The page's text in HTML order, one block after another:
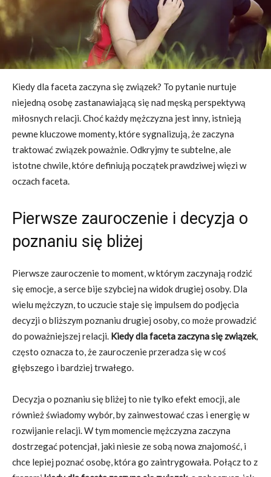
Kiedy dla faceta zaczyna się związek? To pytanie nurtuje
niejedną osobę zastanawiającą się nad męską perspektywą
miłosnych relacji. Choć każdy mężczyzna jest inny, istnieją
pewne kluczowe momenty, które sygnalizują, że zaczyna
traktować związek poważnie. Odkryjmy te subtelne, ale
istotne chwile, które definiują początek prawdziwej więzi w
oczach faceta.
Pierwsze zauroczenie i decyzja o
poznaniu się bliżej
Pierwsze zauroczenie to moment, w którym zaczynają rodzić
się emocje, a serce bije szybciej na widok drugiej osoby. Dla
wielu mężczyzn, to uczucie staje się impulsem do podjęcia
decyzji o bliższym poznaniu drugiej osoby, co może prowadzić
do poważniejszej relacji. Kiedy dla faceta zaczyna się związek,
często oznacza to, że zauroczenie przeradza się w coś
głębszego i bardziej trwałego.
Decyzja o poznaniu się bliżej to nie tylko efekt emocji, ale
również świadomy wybór, by zainwestować czas i energię w
rozwijanie relacji. W tym momencie mężczyzna zaczyna
dostrzegać potencjał, jaki niesie ze sobą nowa znajomość, i
chce lepiej poznać osobę, która go zaintrygowała. Połącz to z